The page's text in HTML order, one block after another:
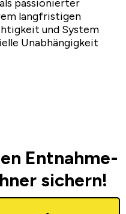
passionierter
langfristigen
und System
Unabhängigkeit
Entnahme-
sichern!